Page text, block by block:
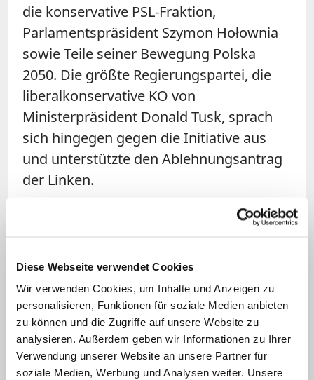
Diese Webseite verwendet Cookies
Wir verwenden Cookies, um Inhalte und Anzeigen zu
personalisieren, Funktionen für soziale Medien anbieten
zu können und die Zugriffe auf unsere Website zu
analysieren. Außerdem geben wir Informationen zu Ihrer
Verwendung unserer Website an unsere Partner für
soziale Medien, Werbung und Analysen weiter. Unsere
die konservative PSL-Fraktion,
Parlamentspräsident Szymon Hołownia
sowie Teile seiner Bewegung Polska
2050. Die größte Regierungspartei, die
liberalkonservative KO von
Ministerpräsident Donald Tusk, sprach
sich hingegen gegen die Initiative aus
und unterstützte den Ablehnungsantrag
der Linken.
Neben dem Bildungsstreit ringen die
Bischöfe um eine überzeugende
Aufarbeitung sexuellen Missbrauchs.
Nach langem Zögern arbeitet eine
Arbeitsgruppe an der Gründung einer